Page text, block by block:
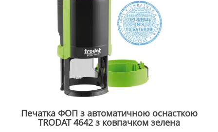
Печатка ФОП з автоматичною оснасткою
TRODAT 4642 з ковпачком зелена